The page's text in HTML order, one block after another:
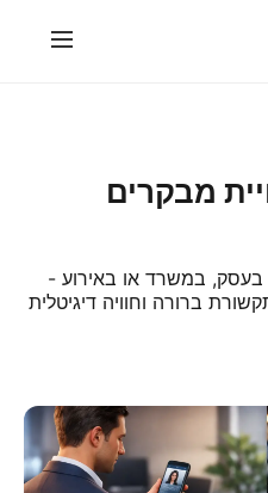
מבקרים
בעסק, במשרד או באירוע -
ברורה וחוויה דיגיטלית